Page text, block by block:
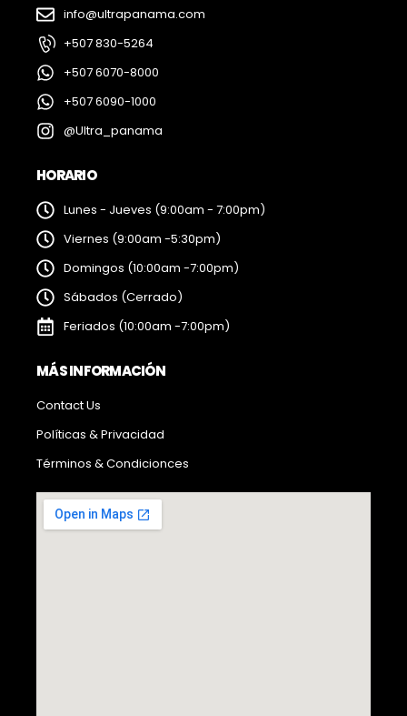
info@ultrapanama.com
+507 830-5264
+507 6070-8000
+507 6090-1000
@Ultra_panama
HORARIO
Lunes - Jueves (9:00am - 7:00pm)
Viernes (9:00am -5:30pm)
Domingos (10:00am -7:00pm)
Sábados (Cerrado)
Feriados (10:00am -7:00pm)
MÁS INFORMACIÓN
Contact Us
Políticas & Privacidad
Términos & Condicionces